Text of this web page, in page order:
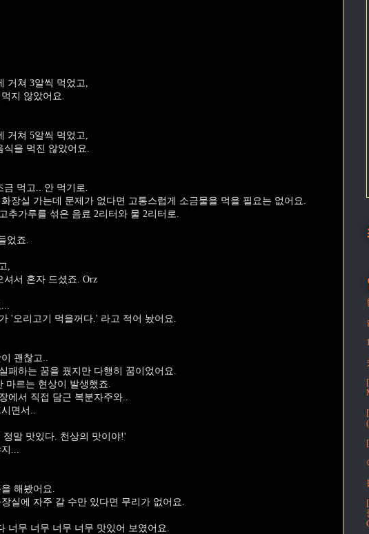
거쳐 3알씩 먹었고,
지 않았어요.
거쳐 5알씩 먹었고,
식을 먹진 않았어요.
금 먹고.. 안 먹기로.
장실 가는데 문제가 없다면 고통스럽게 소금물을 먹을 필요는 없어요.
추가루를 섞은 음료 2리터와 물 2리터로.
었죠.
,
셔서 혼자 드셨죠. Orz
'오리고기 먹을꺼다.' 라고 적어 놨어요.
괜찮고..
패하는 꿈을 꿨지만 다행히 꿈이었어요.
마르는 현상이 발생했죠.
에서 직접 담근 복분자주와..
면서..
말 맛있다. 천상의 맛이야!'
...
해봤어요.
실에 자주 갈 수만 있다면 무리가 없어요.
너무 너무 너무 너무 맛있어 보였어요.